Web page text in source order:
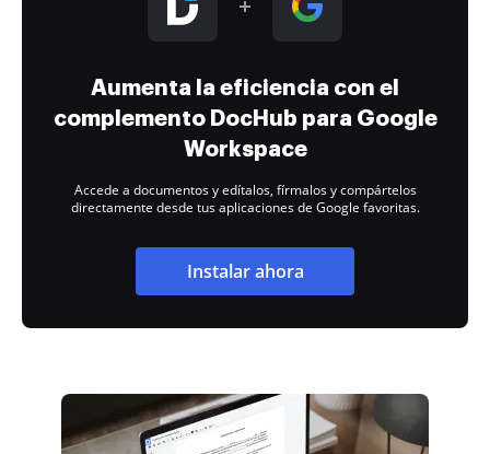
Aumenta la eficiencia con el
complemento DocHub para Google
Workspace
Accede a documentos y edítalos, fírmalos y compártelos
directamente desde tus aplicaciones de Google favoritas.
Instalar ahora